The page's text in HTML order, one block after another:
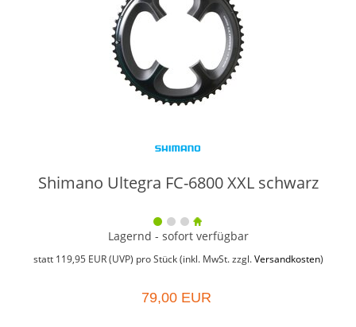
Shimano Ultegra FC-6800 XXL schwarz
Lagernd - sofort verfügbar
statt 119,95 EUR(UVP) pro Stück (inkl. MwSt. zzgl. Versandkosten)
79,00 EUR